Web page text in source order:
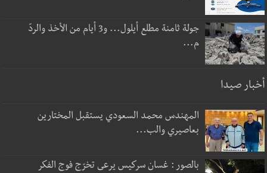
جولة ثامنة مطلع أيلول... و3 أيام من الأخذ والردّ
م...
أخبار صيدا
المهندس محمد السعودي يستقبل المختارين
بعاصيري والب...
بالصور : غسان سركيس يرعى تخرّج فوج الفكر